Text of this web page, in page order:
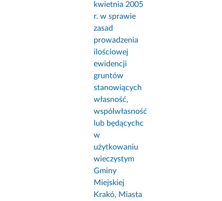
kwietnia 2005
r. w sprawie
zasad
prowadzenia
ilościowej
ewidencji
gruntów
stanowiących
własność,
wspólwłasność
lub będącychc
w
użytkowaniu
wieczystym
Gminy
Miejskiej
Krakó, Miasta